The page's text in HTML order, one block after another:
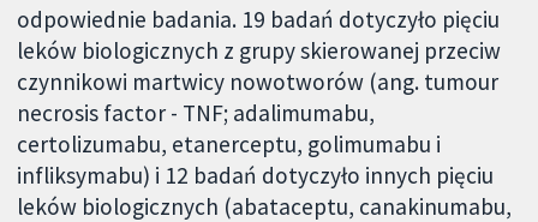
odpowiednie badania. 19 badań dotyczyło pięciu
leków biologicznych z grupy skierowanej przeciw
czynnikowi martwicy nowotworów (ang. tumour
necrosis factor - TNF; adalimumabu,
certolizumabu, etanerceptu, golimumabu i
infliksymabu) i 12 badań dotyczyło innych pięciu
leków biologicznych (abataceptu, canakinumabu,